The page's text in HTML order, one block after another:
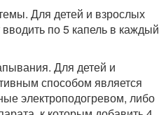
Для детей и взрослых
по 5 капель в каждый
Для детей и
способом является
электроподогревом, либо